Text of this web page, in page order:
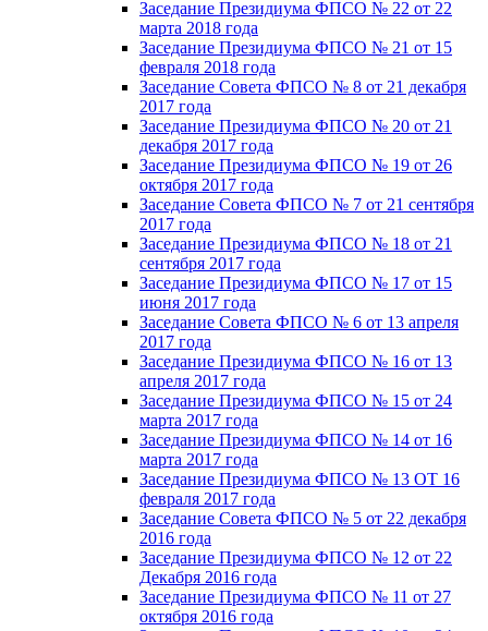
Заседание Президиума ФПСО № 22 от 22
марта 2018 года
Заседание Президиума ФПСО № 21 от 15
февраля 2018 года
Заседание Совета ФПСО № 8 от 21 декабря
2017 года
Заседание Президиума ФПСО № 20 от 21
декабря 2017 года
Заседание Президиума ФПСО № 19 от 26
октября 2017 года
Заседание Совета ФПСО № 7 от 21 сентября
2017 года
Заседание Президиума ФПСО № 18 от 21
сентября 2017 года
Заседание Президиума ФПСО № 17 от 15
июня 2017 года
Заседание Совета ФПСО № 6 от 13 апреля
2017 года
Заседание Президиума ФПСО № 16 от 13
апреля 2017 года
Заседание Президиума ФПСО № 15 от 24
марта 2017 года
Заседание Президиума ФПСО № 14 от 16
марта 2017 года
Заседание Президиума ФПСО № 13 ОТ 16
февраля 2017 года
Заседание Совета ФПСО № 5 от 22 декабря
2016 года
Заседание Президиума ФПСО № 12 от 22
Декабря 2016 года
Заседание Президиума ФПСО № 11 от 27
октября 2016 года